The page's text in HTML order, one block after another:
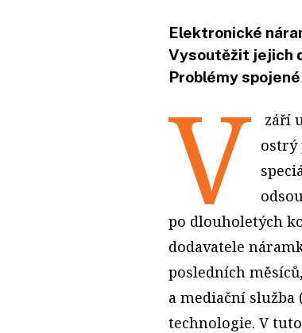
Elektronické
Vysoutěžit jejich
Problémy
V
září
ostrý
po dlouholetých
dodavatele
posledních
a mediační služba
technologie. V